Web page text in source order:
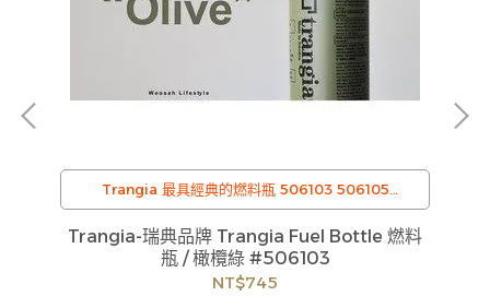
Trangia 最具經典的燃料瓶 506103 506105
506110
Trangia-瑞典品牌 Trangia Fuel Bottle 燃料
瓶 / 橄欖綠 #506103
NT$745